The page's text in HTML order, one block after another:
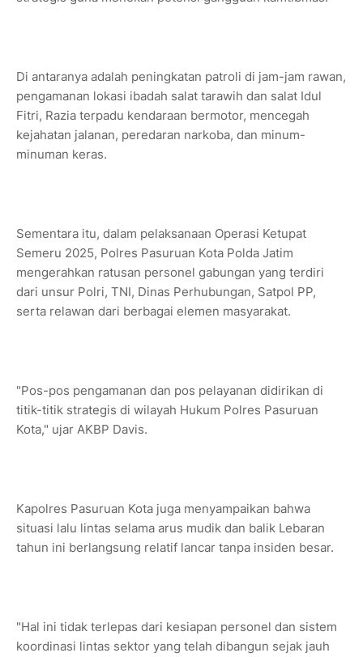
Di antaranya adalah peningkatan patroli di jam-jam rawan,
pengamanan lokasi ibadah salat tarawih dan salat Idul
Fitri, Razia terpadu kendaraan bermotor, mencegah
kejahatan jalanan, peredaran narkoba, dan minum-
minuman keras.
Sementara itu, dalam pelaksanaan Operasi Ketupat
Semeru 2025, Polres Pasuruan Kota Polda Jatim
mengerahkan ratusan personel gabungan yang terdiri
dari unsur Polri, TNI, Dinas Perhubungan, Satpol PP,
serta relawan dari berbagai elemen masyarakat.
"Pos-pos pengamanan dan pos pelayanan didirikan di
titik-titik strategis di wilayah Hukum Polres Pasuruan
Kota," ujar AKBP Davis.
Kapolres Pasuruan Kota juga menyampaikan bahwa
situasi lalu lintas selama arus mudik dan balik Lebaran
tahun ini berlangsung relatif lancar tanpa insiden besar.
"Hal ini tidak terlepas dari kesiapan personel dan sistem
koordinasi lintas sektor yang telah dibangun sejak jauh